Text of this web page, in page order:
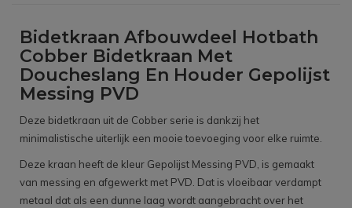
Bidetkraan Afbouwdeel Hotbath
Cobber Bidetkraan Met
Doucheslang En Houder Gepolijst
Messing PVD
Deze bidetkraan uit de Cobber serie is dankzij het
minimalistische uiterlijk een mooie toevoeging voor elke ruimte.
Deze kraan heeft de kleur Gepolijst Messing PVD, is gemaakt
van messing en afgewerkt met PVD. Dat is vloeibaar verdampt
metaal dat als een dunne laag wordt aangebracht over het